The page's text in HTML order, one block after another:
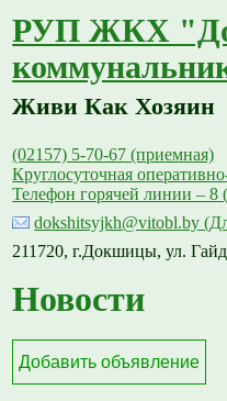
РУП ЖКХ
Живи Как Хозяин
(02157) 5-70-67 (приемная)
Круглосуточная
Телефон горячей линии – 8
dokshitsyjkh@vitobl.by
211720, г.Докшицы, ул.
Новости
Добавить объявление